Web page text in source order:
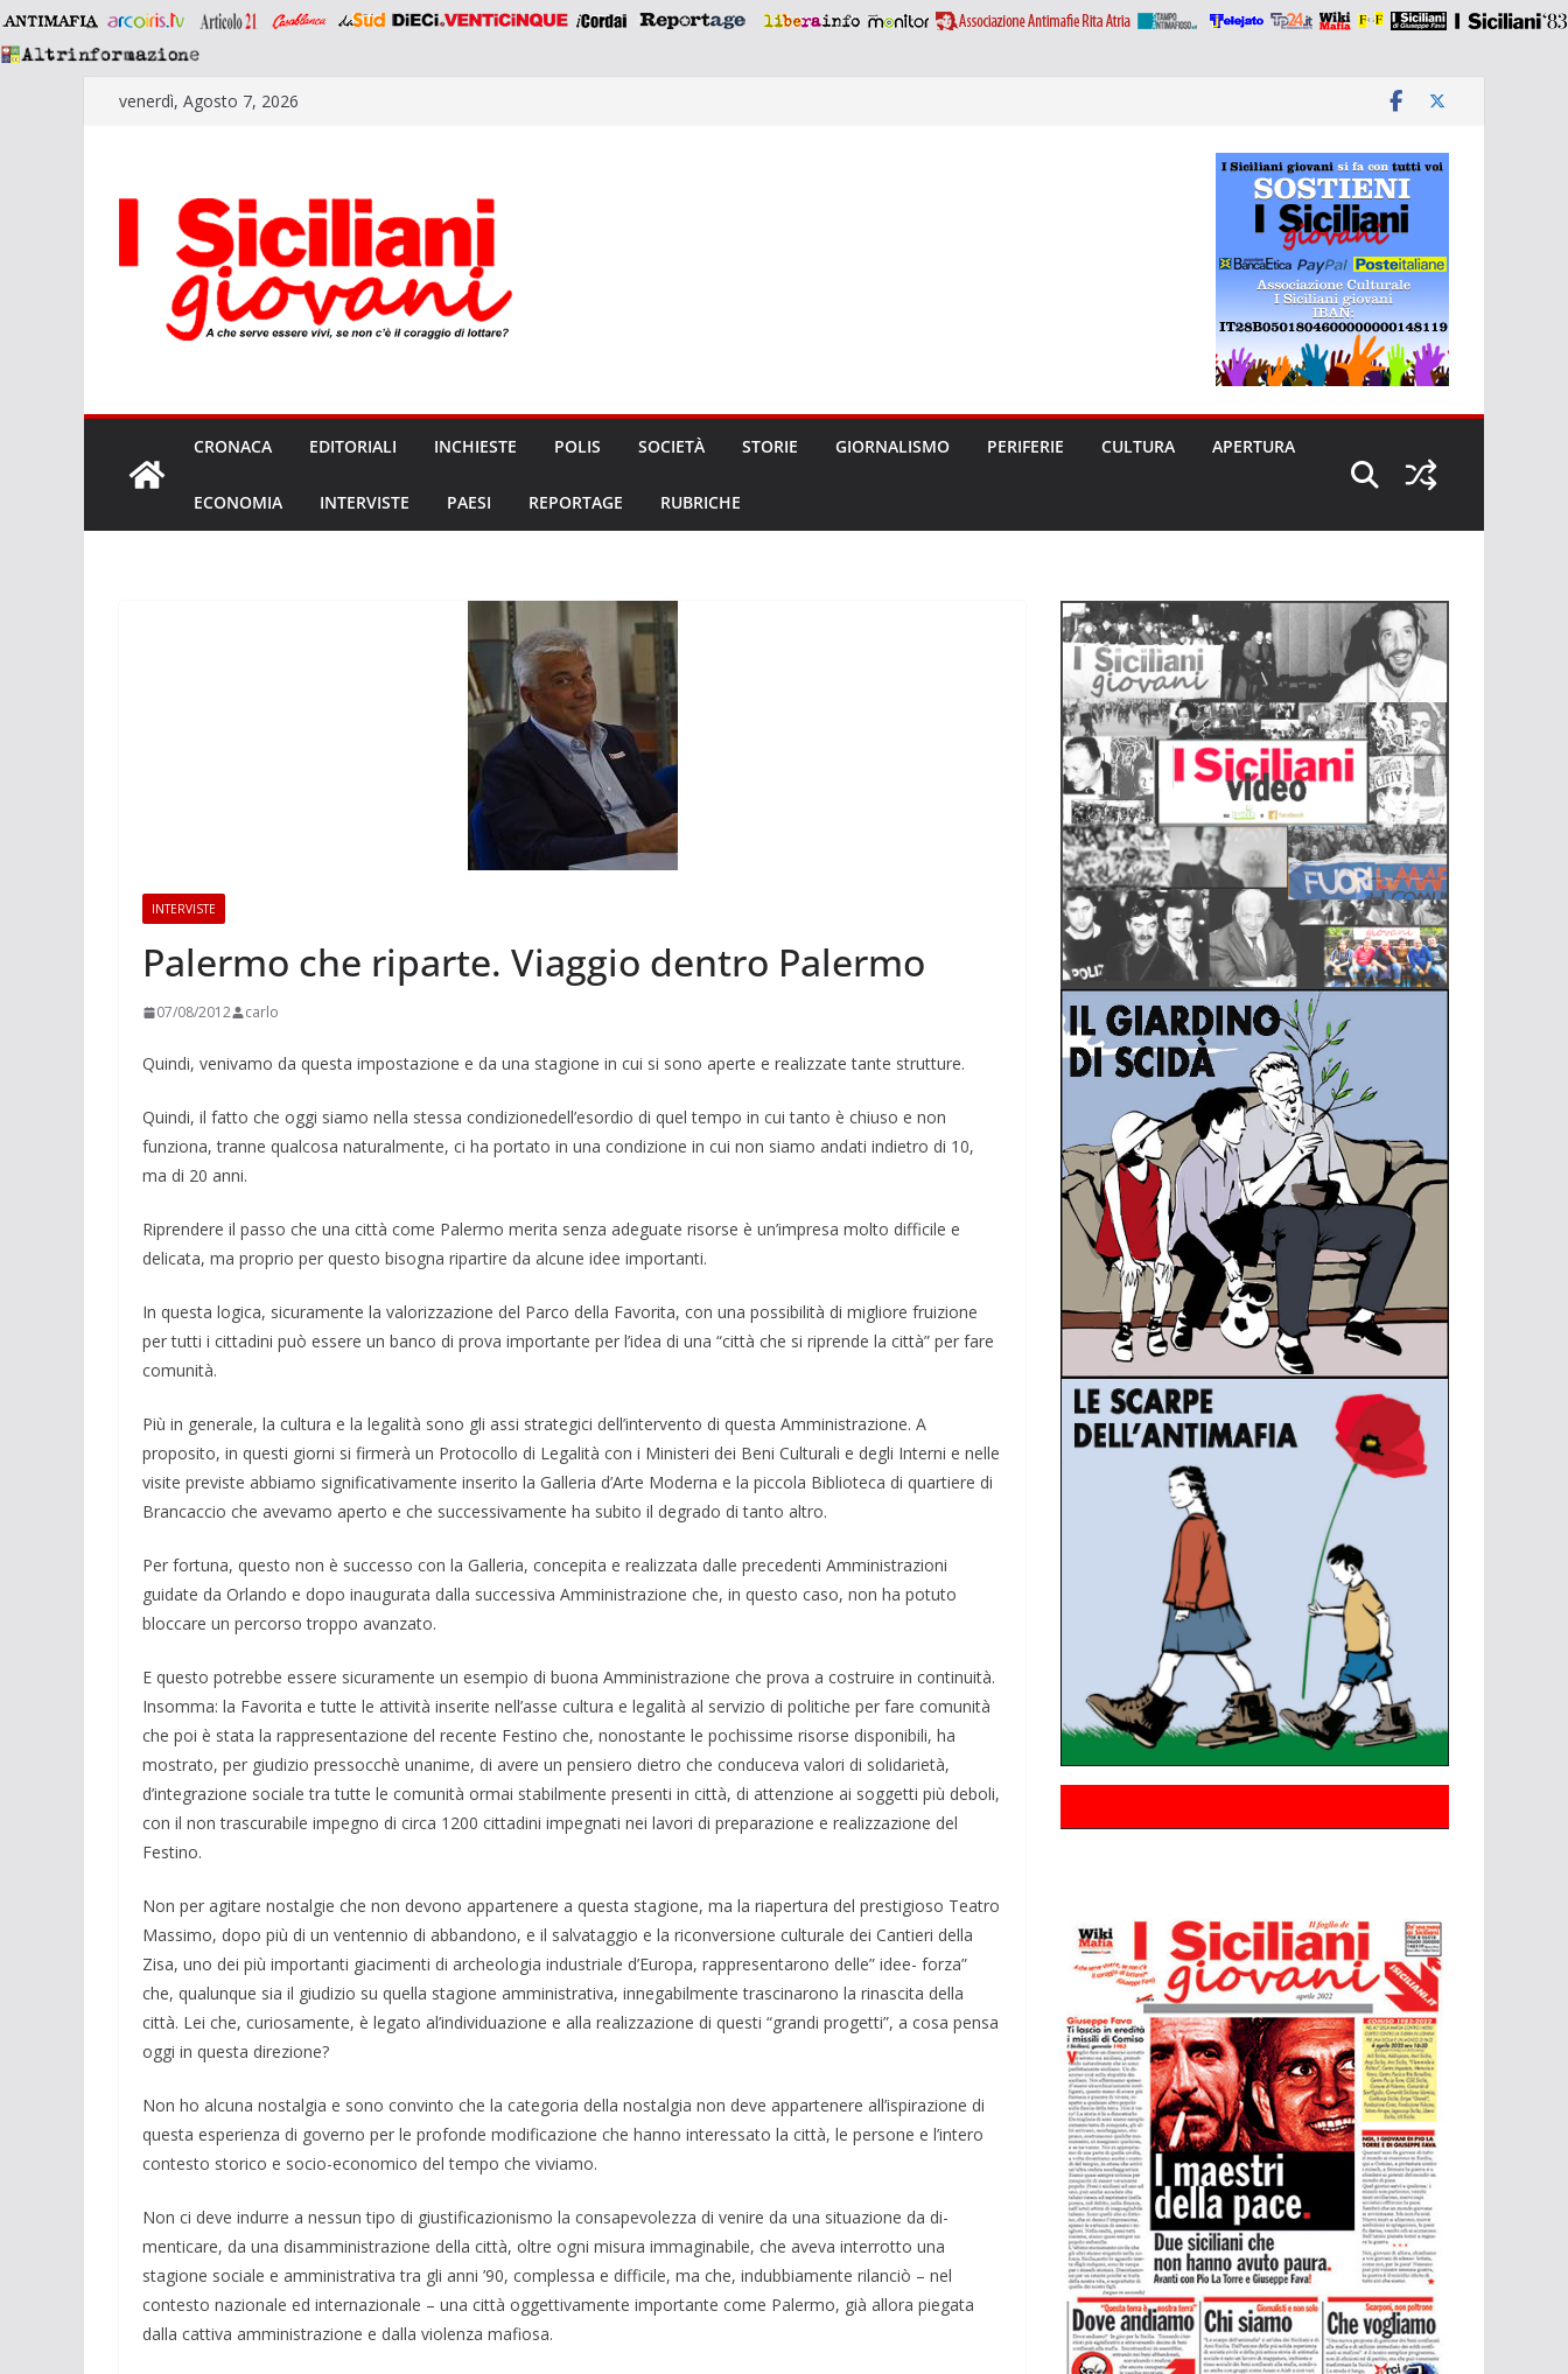
Saltavenerdì, Agosto 7, 2026
CRONACA EDITORIALI INCHIESTE POLIS SOCIETÀ STORIE GIORNALISMO PERIFERIE CULTURA APERTURA
ECONOMIA INTERVISTE PAESI REPORTAGE RUBRICHE
INTERVISTE
Palermo che riparte. Viaggio dentro Palermo
07/08/2012 carlo
Quindi, venivamo da questa imposta­zione e da una stagione in cui si sono aperte e realizzate tante strutture.
Quindi, il fatto che oggi siamo nella stessa condi­zionedell’esordio di quel tem­po in cui tan­to è chiuso e non
funziona, tranne qualco­sa naturalmente, ci ha porta­to in una con­dizione in cui non siamo an­dati indietro di 10,
ma di 20 anni.
Riprendere il passo che una città come Palermo merita senza adeguate risorse è un’impresa molto difficile e
delicata, ma proprio per questo bisogna ripartire da al­cune idee importanti.
In questa logica, si­curamente la valoriz­zazione del Parco della Favorita, con una possibilità di mi­gliore fruizione
per tutti i cittadini può es­sere un banco di prova im­portante per l’idea di una “città che si ri­prende la città” per fare
comunità.
Più in generale, la cultura e la legalità sono gli assi strategici dell’intervento di questa Amministrazione. A
proposito, in questi giorni si firmerà un Protocollo di Legalità con i Ministeri dei Beni Culturali e degli Interni e nelle
visite previste ab­biamo significativamente inserito la Gal­leria d’Arte Moderna e la piccola Biblio­teca di quartiere di
Brancac­cio che aveva­mo aperto e che successiva­mente ha subi­to il degrado di tanto altro.
Per fortuna, questo non è successo con la Galleria, concepita e realizzata dalle precedenti Amministrazioni
guidate da Orlando e dopo inaugurata dalla successi­va Ammini­strazione che, in questo caso, non ha potu­to
bloccare un percorso troppo avanzato.
E questo potrebbe essere sicuramente un esempio di buona Amministrazione che prova a costruire in continuità.
Insom­ma: la Favorita e tutte le attività inserite nell’asse cultura e legalità al servizio di politiche per fare comunità
che poi è stata la rappresentazione del recente Festino che, nonostante le pochissime risorse di­sponibili, ha
mostrato, per giudizio pres­socchè unanime, di avere un pensiero die­tro che conduceva valori di solidarietà,
d’integrazione sociale tra tutte le comuni­tà ormai stabilmente presenti in città, di attenzione ai soggetti più deboli,
con il non trascurabile impegno di circa 1200 cittadini impegnati nei lavori di prepara­zione e realizzazione del
Festino.
Non per agitare nostalgie che non devono appartenere a questa sta­gione, ma la riapertura del prestigioso Teatro
Massimo, dopo più di un ventennio di abbandono, e il salvataggio e la ricon­versione culturale dei Cantieri della
Zisa, uno dei più importanti giacimenti di ar­cheologia industriale d’Europa, rappre­sentarono delle” idee- forza”
che, qualun­que sia il giudizio su quella stagione am­ministrativa, innegabilmente trascinarono la rinascita della
città. Lei che, curiosa­mente, è legato al’individuazione e alla realizzazione di questi “grandi progetti”, a cosa pensa
oggi in questa direzione?
Non ho alcuna nostalgia e sono convinto che la categoria della no­stalgia non deve appartenere all’ispirazio­ne di
questa esperienza di governo per le profonde modificazione che hanno inte­ressato la città, le persone e l’intero
conte­sto storico e socio-economico del tempo che viviamo.
Non ci deve indurre a nes­sun tipo di giustificazionismo la consape­volezza di venire da una situazione da di­
menticare, da una disamministrazione del­la città, ol­tre ogni misura immaginabile, che aveva interrotto una
stagione sociale e ammini­strativa tra gli anni ’90, complessa e diffi­cile, ma che, indubbiamente rilanciò – nel
contesto nazionale ed internazionale – una città oggettivamente importante come Pa­lermo, già allora piegata
dalla cattiva am­ministrazione e dalla violenza mafiosa.